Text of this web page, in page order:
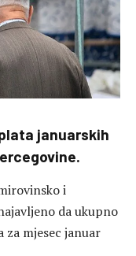
januarskih
i
da ukupno
za mjesec januar